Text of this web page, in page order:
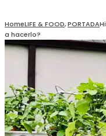
HomeLIFE & FOOD,PORTADA
a hacerlo?